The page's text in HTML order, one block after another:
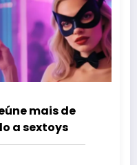
mais de
a sextoys